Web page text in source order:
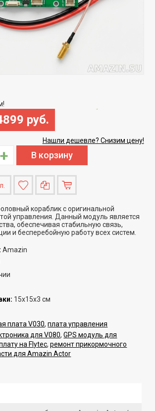
руб.
Нашли дешевле? Снизим цену!
+
кораблик с оригинальной
управления. Данный модуль является
обеспечивая стабильную связь,
и бесперебойную работу всех систем.
: Amazin
: 15x15x3 см
плата V030,плата управления
для V080,GPS модуль для
на Flytec,ремонт прикормочного
для Amazin Actor